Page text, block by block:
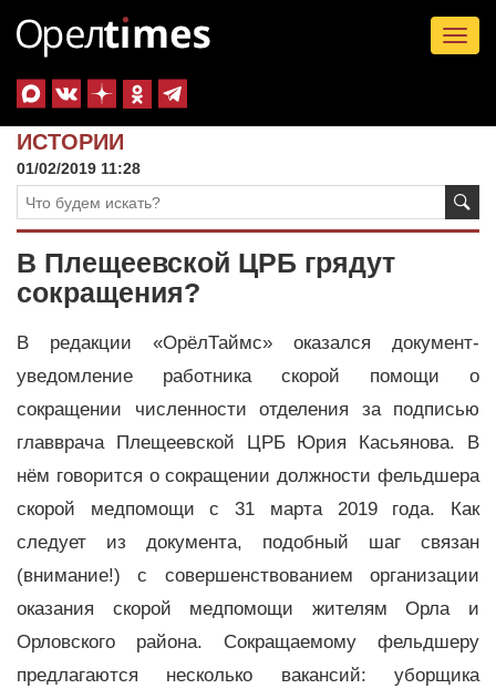
ИСТОРИИ
01/02/2019 11:28
В Плещеевской ЦРБ грядут
сокращения?
В редакции «ОрёлТаймс» оказался документ-
уведомление работника скорой помощи о
сокращении численности отделения за подписью
главврача Плещеевской ЦРБ Юрия Касьянова. В
нём говорится о сокращении должности фельдшера
скорой медпомощи с 31 марта 2019 года. Как
следует из документа, подобный шаг связан
(внимание!) с совершенствованием организации
оказания скорой медпомощи жителям Орла и
Орловского района. Сокращаемому фельдшеру
предлагаются несколько вакансий: уборщика